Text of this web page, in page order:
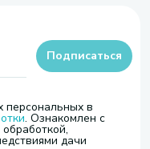
персональных в
. Ознакомлен с
дачи
Подписаться